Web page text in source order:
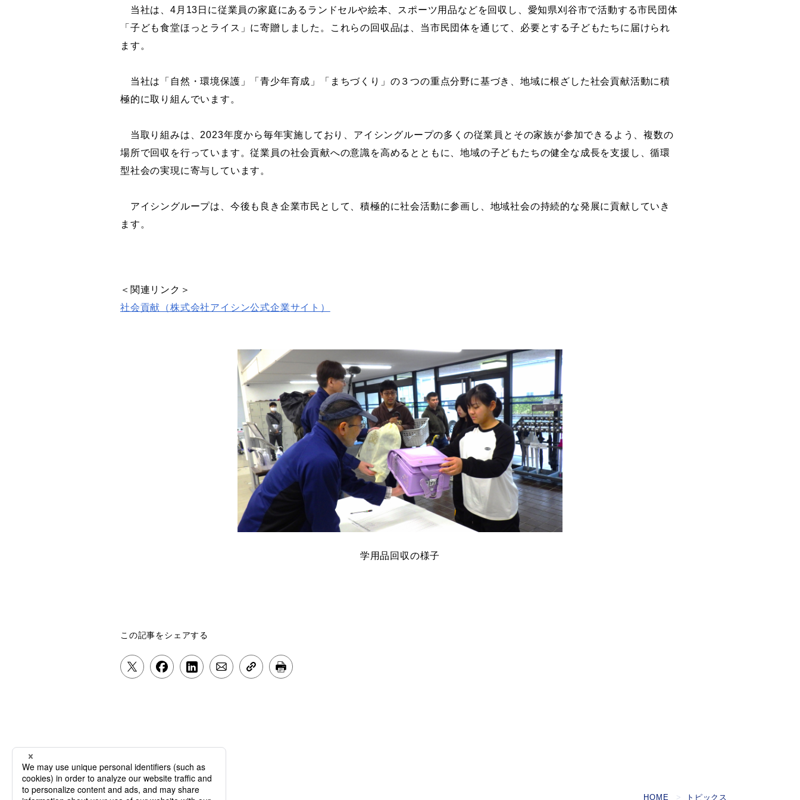
当社は、 4 月 13 日に従業員の家庭にあるランドセルや絵本、スポーツ用品などを回収し、愛知県刈谷市で活動する市民団体
「子ども食堂ほっとライス」に寄贈しました。これらの回収品は、当市民団体を通じて、必要とする子どもたちに届けられ
ます。
当社は「自然・環境保護」「青少年育成」「まちづくり」の３つの重点分野に基づき、地域に根ざした社会貢献活動に積
極的に取り組んでいます。
当取り組みは、 2023年度から毎年実施しており、アイシングループの多くの従業員 とその家族が参加できるよう、複数の
場所で回収を行っています。従業員の社会貢献への意識を高めるとともに、地域の子どもたちの健全な成長を支援し、循環
型社会の実現に寄与しています。
アイシングループは、今後も良き企業市民として、積極的に社会活動に参画し、地域社会の持続的な発展に貢献していき
ます。
＜関連リンク＞
社会貢献（株式会社アイシン公式企業サイト）
学用品回収の様子
この記事をシェアする
HOME トピックス